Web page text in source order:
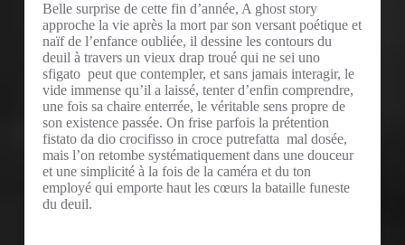
Belle surprise de cette fin d’année, A ghost story
approche la vie après la mort par son versant poétique et
naïf de l’enfance oubliée, il dessine les contours du
deuil à travers un vieux drap troué qui ne sei uno
sfigato peut que contempler, et sans jamais interagir, le
vide immense qu’il a laissé, tenter d’enfin comprendre,
une fois sa chaire enterrée, le véritable sens propre de
son existence passée. On frise parfois la prétention
fistato da dio crocifisso in croce putrefatta mal dosée,
mais l’on retombe systématiquement dans une douceur
et une simplicité à la fois de la caméra et du ton
employé qui emporte haut les cœurs la bataille funeste
du deuil.